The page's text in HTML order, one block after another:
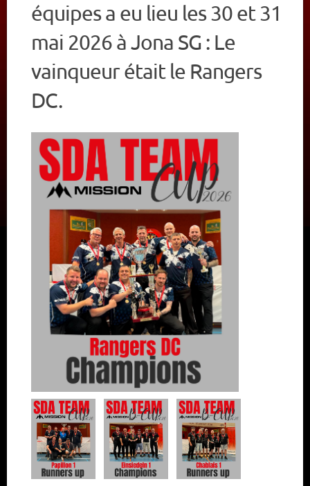
NOUVELLES
équipes a eu lieu les 30 et 31
mai 2026 à Jona SG : Le
vainqueur était le Rangers
DC.